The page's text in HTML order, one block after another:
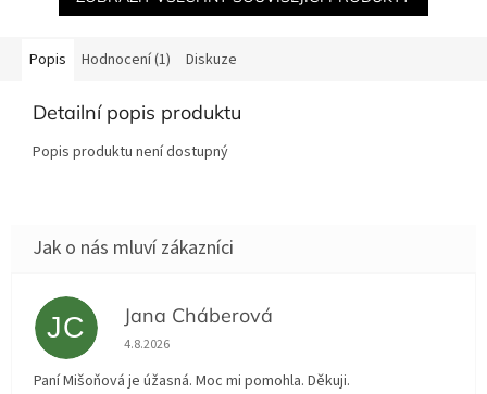
Popis Hodnocení (1) Diskuze
Detailní popis produktu
Popis produktu není dostupný
JC Jana Cháberová
Hodnocení obchodu je 5 z 5 hvězdiček.
4.8.2026
Paní Mišoňová je úžasná. Moc mi pomohla. Děkuji.